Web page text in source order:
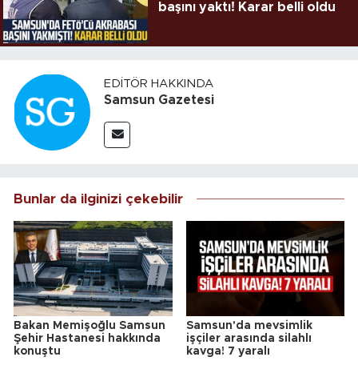
başını yaktı! Karar belli oldu
EDITÖR HAKKINDA
Samsun Gazetesi
Bunlar da ilginizi çekebilir
Bakan Memişoğlu Samsun
Şehir Hastanesi hakkında
konuştu
Samsun'da mevsimlik
işçiler arasında silahlı
kavga! 7 yaralı